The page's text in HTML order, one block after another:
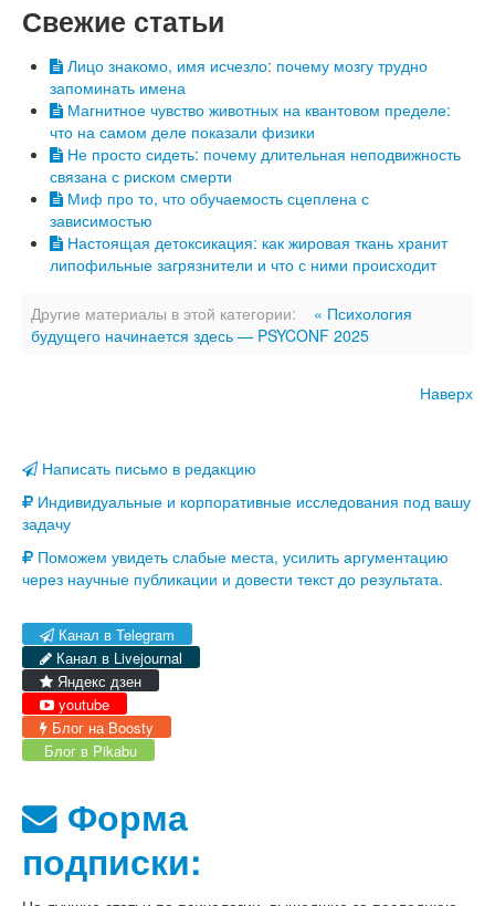
Свежие статьи
Лицо знакомо, имя исчезло: почему мозгу трудно
запоминать имена
Магнитное чувство животных на квантовом пределе:
что на самом деле показали физики
Не просто сидеть: почему длительная неподвижность
связана с риском смерти
Миф про то, что обучаемость сцеплена с
зависимостью
Настоящая детоксикация: как жировая ткань хранит
липофильные загрязнители и что с ними происходит
Другие материалы в этой категории:
« Психология
будущего начинается здесь — PSYCONF 2025
Наверх
Написать письмо в редакцию
Индивидуальные и корпоративные исследования под вашу
задачу
Поможем увидеть слабые места, усилить аргументацию
через научные публикации и довести текст до результата.
Канал в Telegram
Канал в Livejournal
Яндекс дзен
youtube
Блог на Boosty
Блог в Pikabu
Форма
подписки: